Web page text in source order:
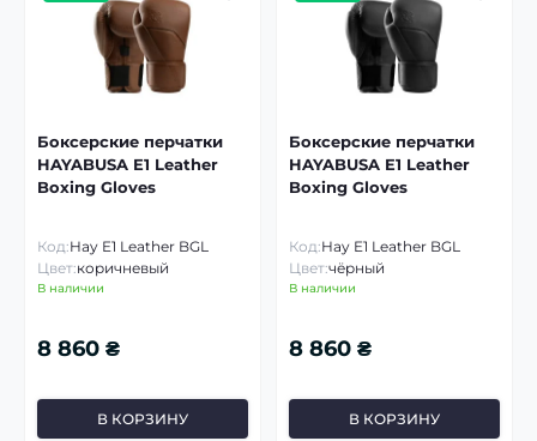
Боксерские перчатки
HAYABUSA E1 Leather
Boxing Gloves
Код:Hay E1 Leather BGL
Цвет:коричневый
В наличии
8 860 ₴
В КОРЗИНУ
Боксерские перчатки
HAYABUSA E1 Leather
Boxing Gloves
Код:Hay E1 Leather BGL
Цвет:чёрный
В наличии
8 860 ₴
В КОРЗИНУ